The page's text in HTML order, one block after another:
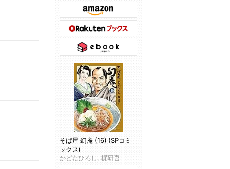
そば屋 幻庵 (16) (SPコミ
ックス)
かどたひろし, 梶研吾